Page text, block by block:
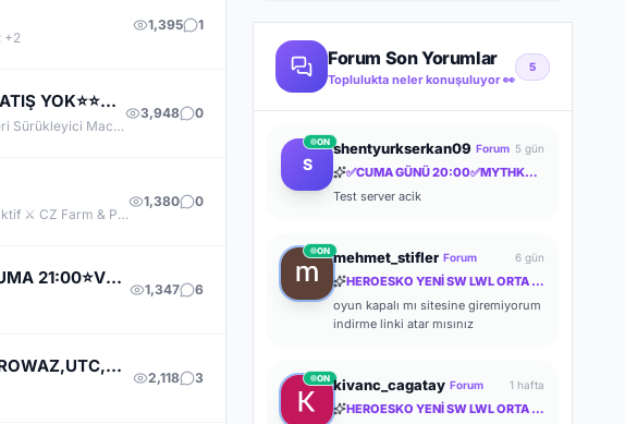
+2
1,395 1
✅ ⚔️LİGHT HOMEKO SERVER⭐⭐YENİ İTEMLER EKLENDİ⭐⭐PUS ÜCRETSİZ⭐⭐İTEM SATIŞ YOK⭐⭐HİLE VE BUGLAR FİX ✅ ⚔️
KnightWAR 24xx HOMEKO YEPYENİ OYUN ANLAYIŞI İLE SİZLERLE BULUŞUYOR. Merhaba Şovalyeler, Sizleri Sürükleyici Maceralarıyla, Sorunsuz Ve Hilesiz Ve Eşit Oyun Oynayabileceginiz, Güzel Ve Keyifli Vakit Geçireceğiniz Bir Sunucu İle Karşılıyor ve İyi Oyunlar Diliyoruz. KnightWAR Sunucumuz Hakkında Oyun İçi Bilgi Almak İçin DİSCORD kanalımıza katılın ! Sürüm v.24xx HOME KO Light Farm
3,948 0
⚙ ÖNE ÇIKAN ÖZELLİKLER ⚙​ ⚔️ CROSSGAME Özel Farm Valley Haritası ⚔️ Günlük & Tekrarlı Quest sistemi aktif ⚔️ CZ Farm & PK ağırlıklı oyun anlayışı ⚔️ Bahçe farmı değerli! ⚔️Draki's Tower aktif ⚔️ İsiloon & Felankor ilk günden itibaren aktif ⚔️ Manner Sistemi aktif — Manner Store'dan alışveriş yapılabilir
1,380 0
⚔️ARENAKO.COM.TR ⚔️ ARENAWORLD ALTAR⭐✅ FARM PK ✅ OFFİCAL 24 NİSAN CUMA 21:00⭐VERSİYON 24xx | USKO⭐
1,347 6
HAYAT KO ✅83/1 EŞİT PK SERVER✅ FULL ITEM BASLANGIC✅GEM VER KC AL! ► KROWAZ,UTC,KANAT,RANK SİSTEMİ
2,118 3
Forum Son Yorumlar
Toplulukta neler konuşuluyor 👀
5
S
ON shentyurkserkan09 Forum 5 gün
✅CUMA GÜNÜ 20:00✅MYTHKO .COM⚔️AKARA's TAKI ✅ YENİ KUTULAR ✅ YENİ İTEMLER ✅ FULL PUS BAŞLA✅
Test server acik
ON mehmet_stifler Forum 6 gün
HEROESKO YENİ SW LWL ORTA İTEM ORTA FARM ODAKLI HERKESİ BEKLERİZ
oyun kapalı mı sitesine giremiyorum
indirme linki atar mısınız
ON kivanc_cagatay Forum 1 hafta
HEROESKO YENİ SW LWL ORTA İTEM ORTA FARM ODAKLI HERKESİ BEKLERİZ